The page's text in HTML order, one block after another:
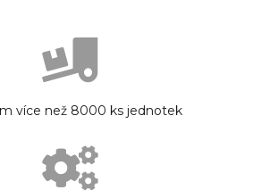
více než 8000 ks jednotek